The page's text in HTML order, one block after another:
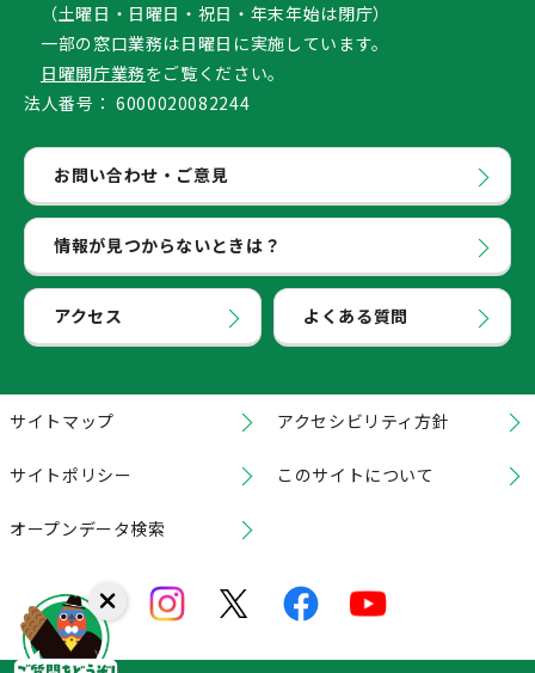
（土曜日・日曜日・祝日・年末年始は閉庁）
一部の窓口業務は日曜日に実施しています。
日曜開庁業務をご覧ください。
法人番号： 6000020082244
お問い合わせ・ご意見
情報が見つからないときは？
アクセス よくある質問
サイトマップ アクセシビリティ方針
サイトポリシー このサイトについて
オープンデータ検索